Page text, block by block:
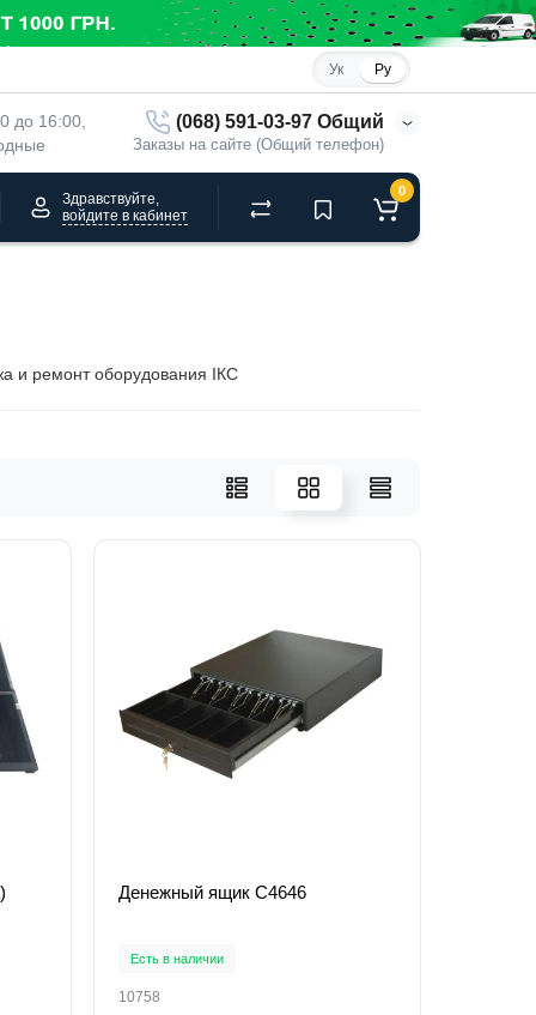
Ук Ру
до 16:00,
(068) 591-03-97 Общий
Заказы на сайте (Общий телефон)
Здравствуйте,
войдите в кабинет
0
и ремонт оборудования ІКС
Денежный ящик C4646
Есть в наличии
10758